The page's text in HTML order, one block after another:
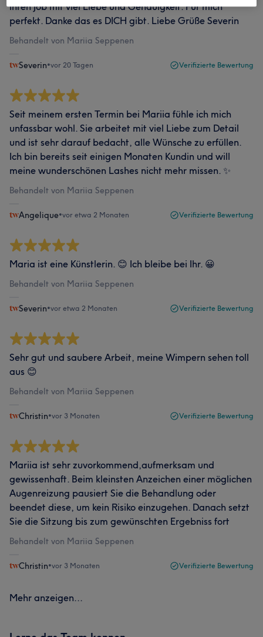
ihren Job mit viel Liebe und Genauigkeit. Für mich
perfekt. Danke das es DICH gibt. Liebe Grüße Severin
Behandelt von Mariia Seppenen
Severin•vor 20 Tagen Verifizierte Bewertung
Seit meinem ersten Termin bei Mariia fühle ich mich
unfassbar wohl. Sie arbeitet mit viel Liebe zum Detail
und ist sehr darauf bedacht, alle Wünsche zu erfüllen.
Ich bin bereits seit einigen Monaten Kundin und will
meine wunderschönen Lashes nicht mehr missen. ✨
Behandelt von Mariia Seppenen
Angelique•vor etwa 2 Monaten Verifizierte Bewertung
Maria ist eine Künstlerin. 😊 Ich bleibe bei Ihr. 😀
Behandelt von Mariia Seppenen
Severin•vor etwa 2 Monaten Verifizierte Bewertung
Sehr gut und saubere Arbeit, meine Wimpern sehen toll
aus 😊
Behandelt von Mariia Seppenen
Christin•vor 3 Monaten Verifizierte Bewertung
Mariia ist sehr zuvorkommend,aufmerksam und
gewissenhaft. Beim kleinsten Anzeichen einer möglichen
Augenreizung pausiert Sie die Behandlung oder
beendet diese, um kein Risiko einzugehen. Danach setzt
Sie die Sitzung bis zum gewünschten Ergebniss fort
Behandelt von Mariia Seppenen
Christin•vor 3 Monaten Verifizierte Bewertung
Mehr anzeigen...